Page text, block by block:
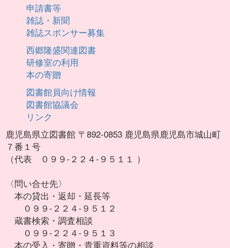
申請書等
雑誌・新聞
雑誌スポンサー募集
西郷隆盛関連図書
研修室の利用
本の寄贈
図書館員向け情報
図書館協議会
リンク
鹿児島県立図書館 〒892-0853 鹿児島県鹿児島市城山町
７番１号
（代表 ０９９-２２４-９５１１ ）
〈問い合せ先〉
本の貸出・返却・延長等
０９９-２２４-９５１２
蔵書検索・調査相談
０９９-２２４-９５１３
本の受入・寄贈・貴重資料等の相談